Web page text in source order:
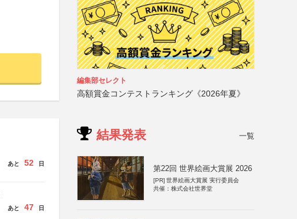
あと 52 日
あと 47 日
編集部セレクト
高額賞金コンテストランキング《2026年夏》
結果発表 一覧
第22回 世界絵画大賞展 2026
[PR] 世界絵画大賞展 実行委員会
共催：株式会社世界堂